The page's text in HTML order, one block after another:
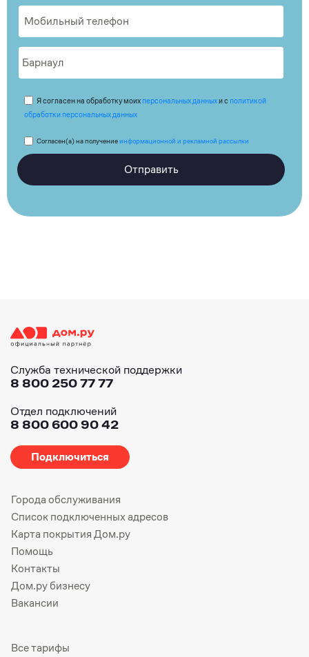
Я согласен на обработку моих персональных данныхи с политикой
обработки персональных данных
Согласен(а) на получениеинформационной и рекламной рассылки
Отправить
Служба технической поддержки
8 800 250 77 77
Отдел подключений
8 800 600 90 42
Подключиться
Города обслуживания
Список подключенных адресов
Карта покрытия Дом.ру
Помощь
Контакты
Дом.ру бизнесу
Вакансии
Все тарифы